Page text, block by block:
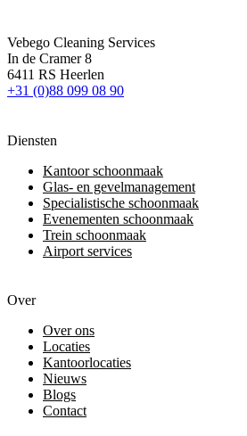
Vebego Cleaning Services
In de Cramer 8
6411 RS Heerlen
+31 (0)88 099 08 90
Diensten
Kantoor schoonmaak
Glas- en gevelmanagement
Specialistische schoonmaak
Evenementen schoonmaak
Trein schoonmaak
Airport services
Over
Over ons
Locaties
Kantoorlocaties
Nieuws
Blogs
Contact